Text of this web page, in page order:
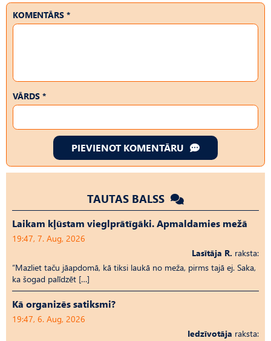
KOMENTĀRS *
VĀRDS *
PIEVIENOT KOMENTĀRU
TAUTAS BALSS
Laikam kļūstam vieglprātīgāki. Apmaldamies mežā
19:47, 7. Aug, 2026
Lasītāja R. raksta:
“Mazliet taču jāapdomā, kā tiksi laukā no meža, pirms tajā ej. Saka,
ka šogad palīdzēt […]
Kā organizēs satiksmi?
19:47, 6. Aug, 2026
Iedzīvotāja raksta: